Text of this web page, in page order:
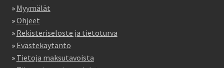
» Myymälät
»Ohjeet
» Rekisteriseloste ja tietoturva
» Evästekäytäntö
» Tietoja maksutavoista